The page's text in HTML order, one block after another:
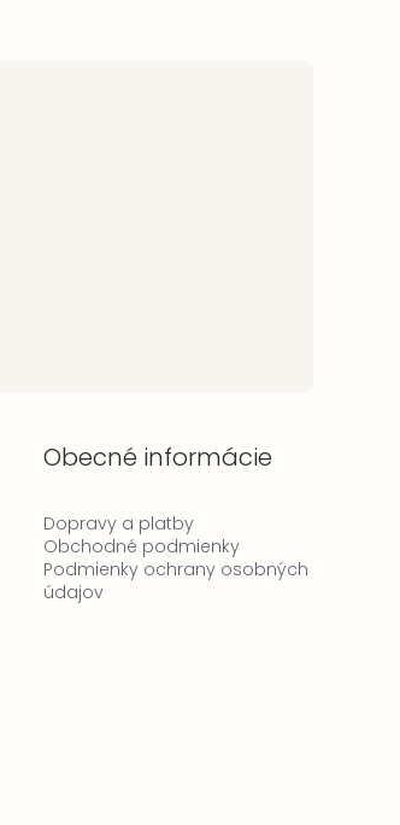
Obecné informácie
Dopravy a platby
Obchodné podmienky
Podmienky ochrany osobných
údajov